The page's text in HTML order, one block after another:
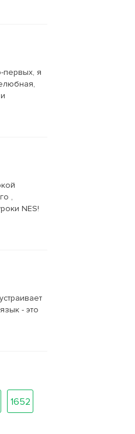
первых, я
,
NES!
- это
1652